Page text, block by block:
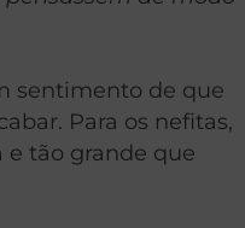
sentimento de que
Para os nefitas,
e tão grande que